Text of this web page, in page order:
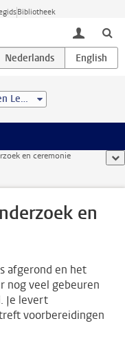
Bibliotheek
toggle
Universitaire Bibliotheken Leiden
en ceremonie
en
afgerond en het
nog veel gebeuren
Je levert
voorbereidingen